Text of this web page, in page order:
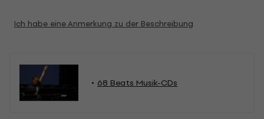
Ich habe eine Anmerkung zu der Beschreibung
68 Beats Musik-CDs